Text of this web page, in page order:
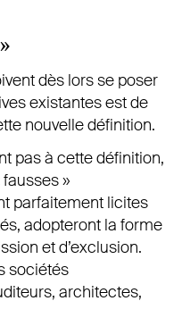
dès lors se poser
existantes est de
nouvelle définition.
pas à cette définition,
»
parfaitement licites
adopteront la forme
et d’exclusion.
sociétés
architectes,